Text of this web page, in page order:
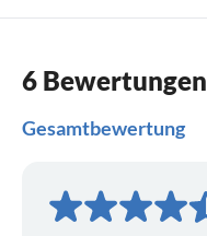
6 Bewertungen
Gesamtbewertung